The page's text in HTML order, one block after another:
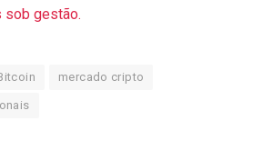
sob gestão.
mercado cripto